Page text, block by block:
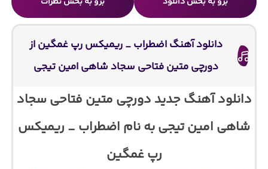
دانلود آهنگ اضطراب _ ریمیکس رپ غمگین از
دورچی متین فتاحی سجاد شاهی امین تیجی
دانلود آهنگ جدید دورچی متین فتاحی سجاد
شاهی امین تیجی به نام اضطراب _ ریمیکس
رپ غمگین